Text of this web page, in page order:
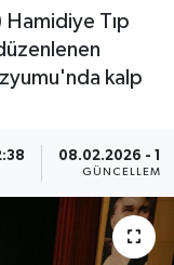
Hamidiye Tıp
kalp
08.02.2026 -
GÜNCELLEME